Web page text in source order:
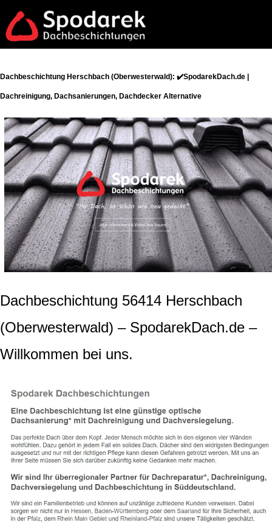
Dachbeschichtung Herschbach (Oberwesterwald): ✔️SpodarekDach.de |
Dachreinigung, Dachsanierungen, Dachdecker Alternative
Dachbeschichtung 56414 Herschbach
(Oberwesterwald) – SpodarekDach.de –
Willkommen bei uns.